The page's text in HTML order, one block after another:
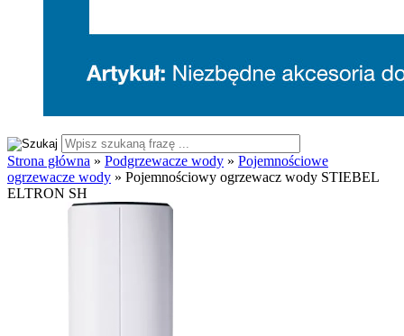
Strona główna » Podgrzewacze wody » Pojemnościowe
ogrzewacze wody » Pojemnościowy ogrzewacz wody STIEBEL
ELTRON SH